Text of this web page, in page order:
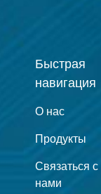
Быстрая
навигация
О нас
Продукты
Связаться с
нами